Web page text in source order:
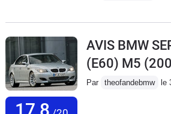
AVIS BMW
(E60) M5
Par theofandebmw le